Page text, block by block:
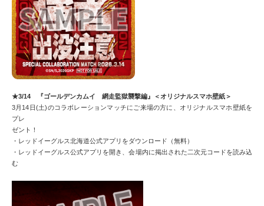
★3/14 『ゴールデンカムイ 網走監獄襲撃編』＜オリジナルスマホ壁紙＞
3月14日(土)のコラボレーションマッチにご来場の方に、オリジナルスマホ壁紙を
プレ
ゼント！
・レッドイーグルス北海道公式アプリをダウンロード（無料）
・レッドイーグルス公式アプリを開き、会場内に掲出された二次元コードを読み込
む